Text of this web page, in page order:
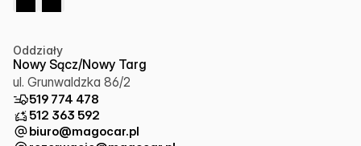
Oddziały
Nowy Sącz/Nowy Targ
ul. Grunwaldzka 86/2
519 774 478
512 363 592
biuro@magocar.pl